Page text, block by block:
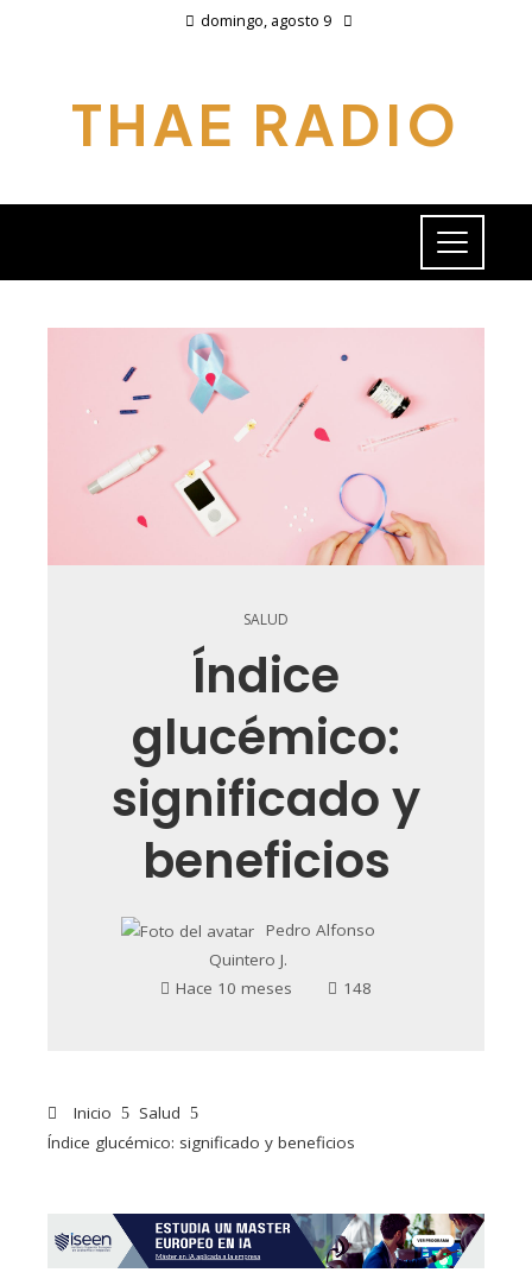
domingo, agosto 9
THAE RADIO
SALUD
Índice
glucémico:
significado y
beneficios
Pedro Alfonso
Quintero J.
Hace 10 meses
148
Inicio
Salud
Índice glucémico: significado y beneficios